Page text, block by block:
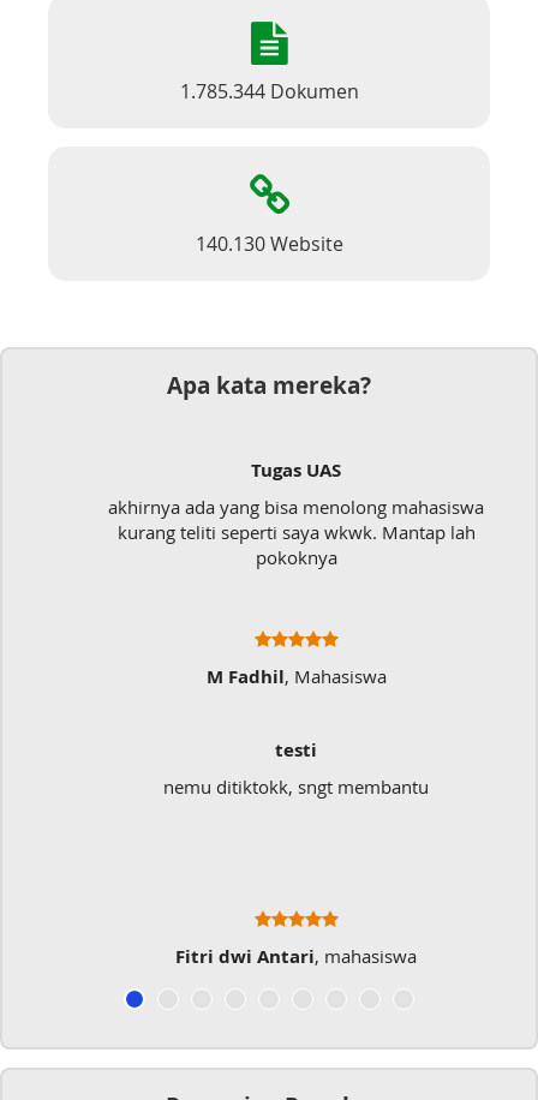
1.785.344 Dokumen
140.130 Website
Apa kata mereka?
Tugas UAS
akhirnya ada yang bisa menolong mahasiswa
kurang teliti seperti saya wkwk. Mantap lah
pokoknya
M Fadhil, Mahasiswa
testi
nemu ditiktokk, sngt membantu
Fitri dwi Antari, mahasiswa